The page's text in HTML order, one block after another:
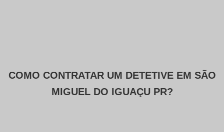
COMO CONTRATAR UM DETETIVE EM SÃO
MIGUEL DO IGUAÇU PR?